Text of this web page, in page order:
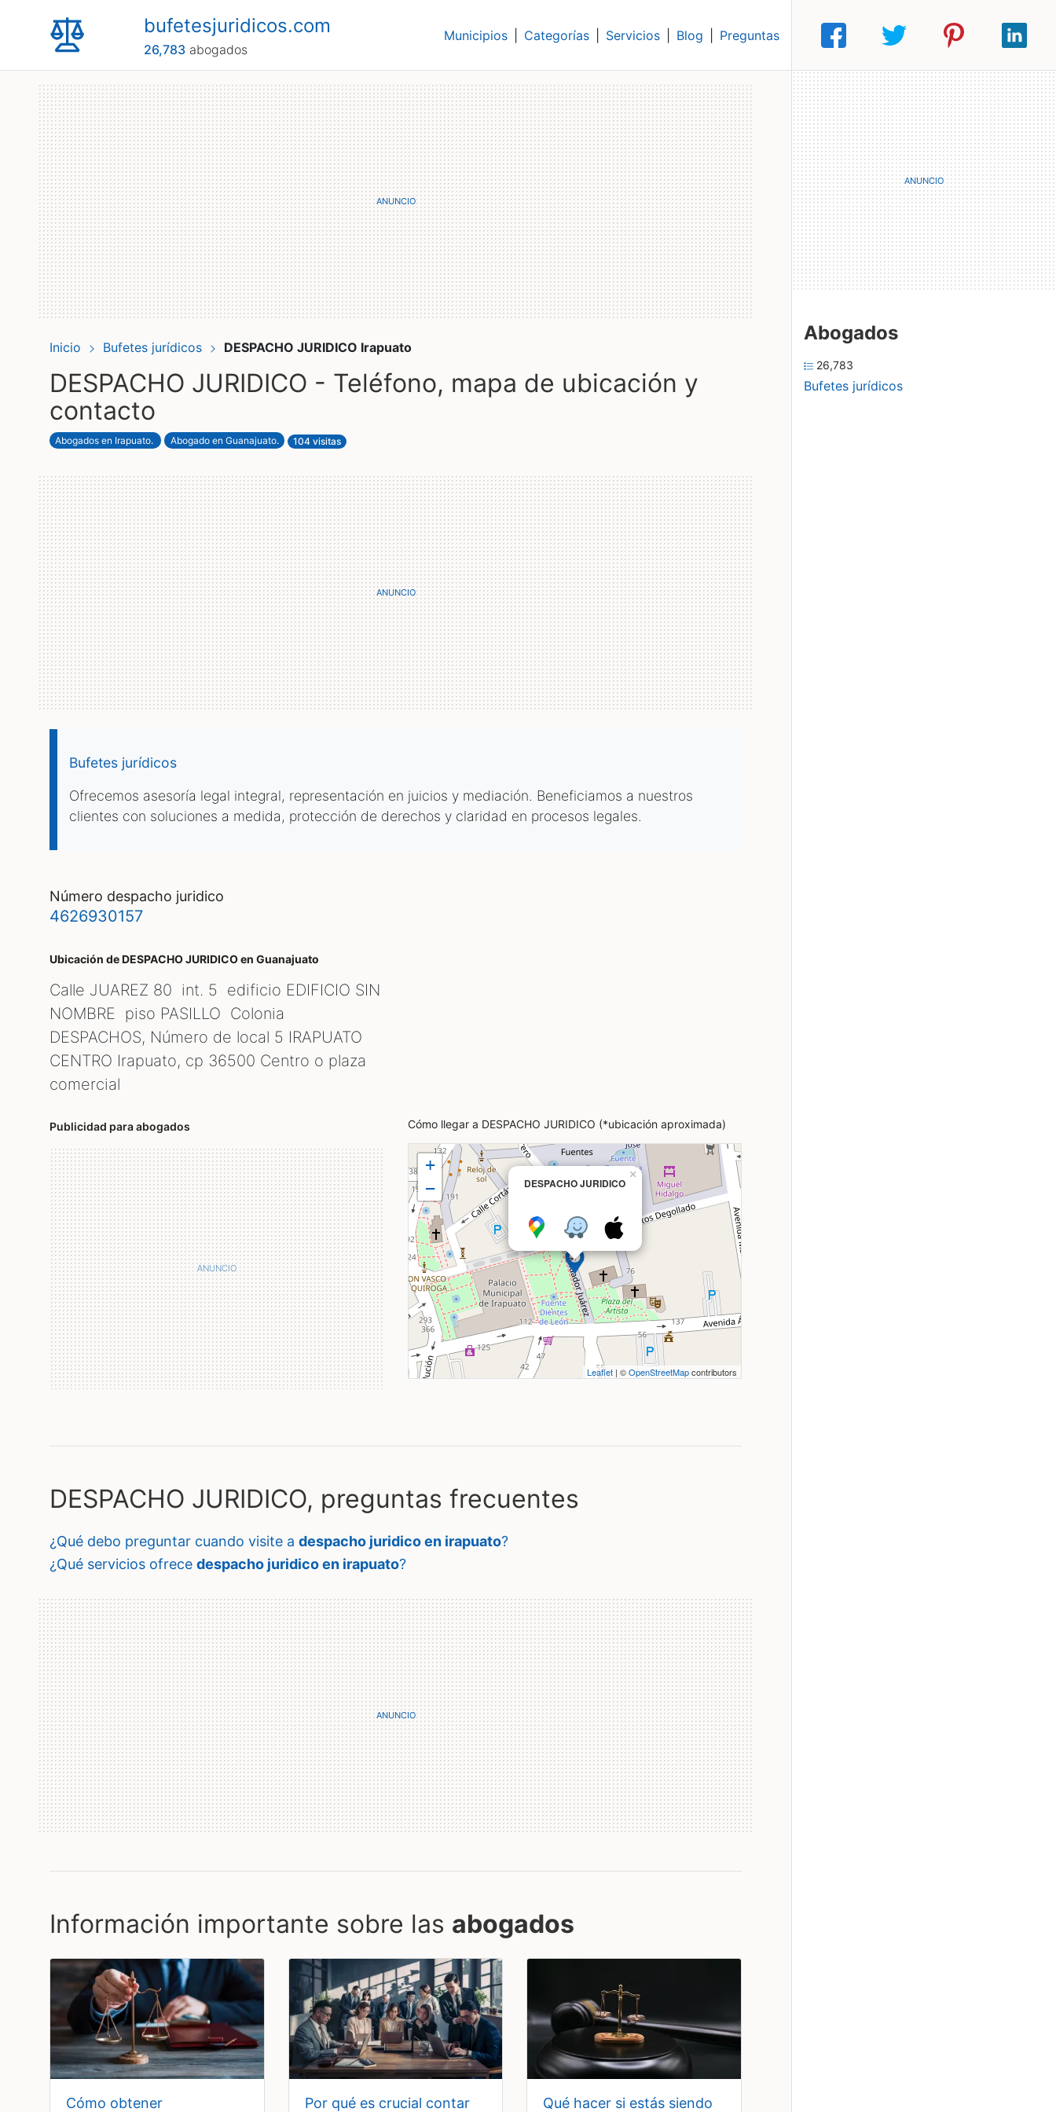
bufetesjuridicos.com
26,783abogados
Municipios Categorías Servicios Blog Preguntas
Inicio Bufetes jurídicos DESPACHO JURIDICO Irapuato
DESPACHO JURIDICO - Teléfono, mapa de ubicación y
contacto
Abogados en Irapuato. Abogado en Guanajuato. 104 visitas
Bufetes jurídicos
Ofrecemos asesoría legal integral, representación en juicios y mediación. Beneficiamos a nuestros
clientes con soluciones a medida, protección de derechos y claridad en procesos legales.
número despacho juridico
4626930157
Ubicación de DESPACHO JURIDICOen Guanajuato
Calle JUAREZ 80 int. 5 edificio EDIFICIO SIN
NOMBRE piso PASILLO Colonia
DESPACHOS, Número de local 5 IRAPUATO
CENTRO Irapuato, cp 36500 Centro o plaza
comercial
Publicidad para abogados Cómo llegar a DESPACHO JURIDICO (*ubicación aproximada)
DESPACHO JURIDICO
×
+
−
Leaflet | ©OpenStreetMapcontributors
DESPACHO JURIDICO, preguntas frecuentes
¿qué debo preguntar cuando visite a despacho juridico en irapuato?
¿qué servicios ofrece despacho juridico en irapuato?
Información importante sobre las abogados
cómo obtener
por qué es crucial contar
qué hacer si estás siendo
Abogados
26,783
Bufetes jurídicos